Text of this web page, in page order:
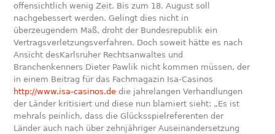
offensichtlich wenig Zeit. Bis zum 18. August soll
nachgebessert werden. Gelingt dies nicht in
überzeugendem Maß, droht der Bundesrepublik ein
Vertragsverletzungsverfahren. Doch soweit hätte es nach
Ansicht desKarlsruher Rechtsanwaltes und
Branchenkenners Dieter Pawlik nicht kommen müssen, der
in einem Beitrag für das Fachmagazin Isa-Casinos
http://www.isa-casinos.de die jahrelangen Verhandlungen
der Länder kritisiert und diese nun blamiert sieht: „Es ist
mehrals peinlich, dass die Glücksspielreferenten der
Länder auch nach über zehnjähriger Auseinandersetzung